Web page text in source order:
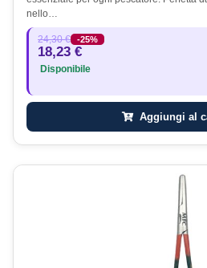
nello…
24,30 € -25%
18,23 €
Disponibile
Aggiungi al